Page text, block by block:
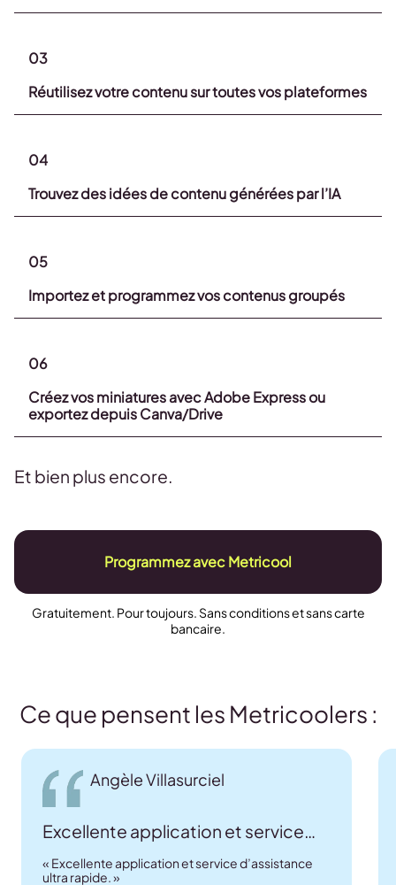
03
Réutilisez votre contenu sur toutes vos plateformes
04
Trouvez des idées de contenu générées par l’IA
05
Importez et programmez vos contenus groupés
06
Créez vos miniatures avec Adobe Express ou
exportez depuis Canva/Drive
Et bien plus encore.
Programmez avec Metricool
Gratuitement. Pour toujours. Sans conditions et sans carte
bancaire.
Ce que pensent les Metricoolers :
Angèle Villasurciel
Excellente application et service…
« Excellente application et service d’assistance
ultra rapide. »